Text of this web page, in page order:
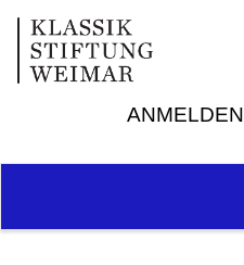
ANMELDEN